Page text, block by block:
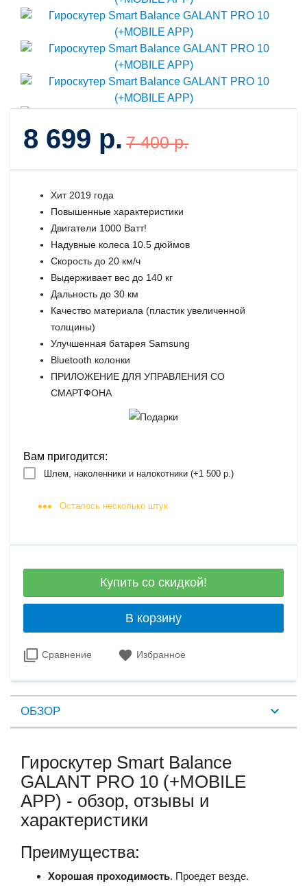
8 699 р. 7 400 р.
Хит 2019 года
Повышенные характеристики
Двигатели 1000 Ватт!
Надувные колеса 10.5 дюймов
Скорость до 20 км/ч
Выдерживает вес до 140 кг
Дальность до 30 км
Качество материала (пластик увеличенной
толщины)
Улучшенная батарея Samsung
Bluetooth колонки
ПРИЛОЖЕНИЕ ДЛЯ УПРАВЛЕНИЯ СО
СМАРТФОНА
Вам пригодится:
Шлем, наколенники и налокотники (+1 500 р.)
Осталось несколько штук
Купить со скидкой!
В корзину
Сравнение Избранное
ОБЗОР
Гироскутер Smart Balance
GALANT PRO 10 (+MOBILE
APP) - обзор, отзывы и
характеристики
Преимущества:
Хорошая проходимость. Проедет везде.